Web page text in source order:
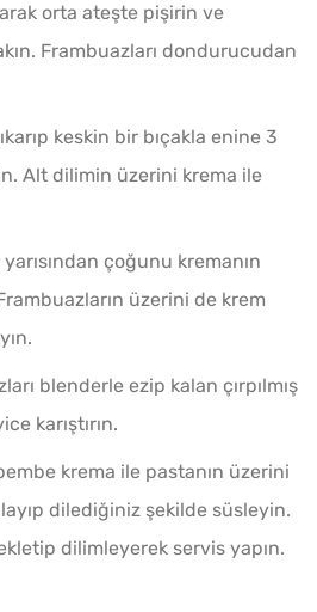
orta ateşte pişirin ve
Frambuazları dondurucudan
keskin bir bıçakla enine 3
Alt dilimin üzerini krema ile
çoğunu kremanın
üzerini de krem
blenderle ezip kalan çırpılmış
karıştırın.
krema ile pastanın üzerini
dilediğiniz şekilde süsleyin.
dilimleyerek servis yapın.